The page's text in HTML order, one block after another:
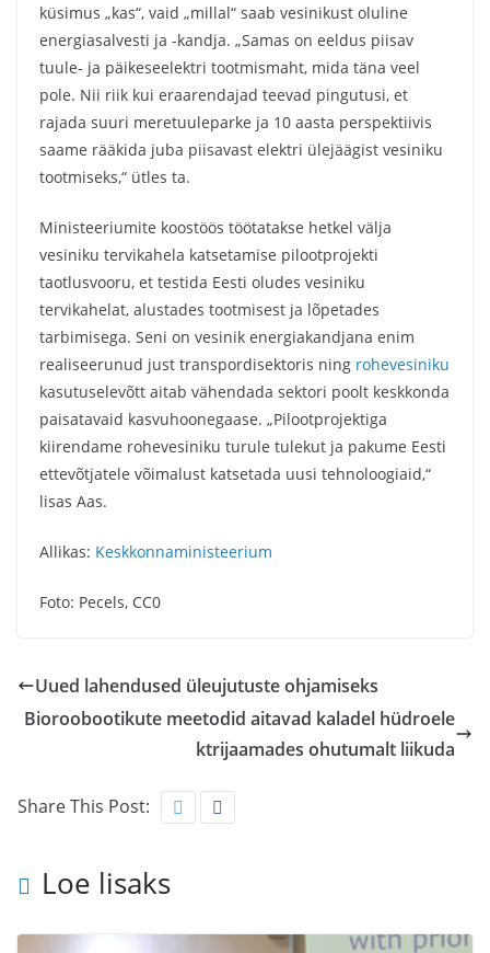
küsimus „kas“, vaid „millal“ saab vesinikust oluline
energiasalvesti ja -kandja. „Samas on eeldus piisav
tuule- ja päikeseelektri tootmismaht, mida täna veel
pole. Nii riik kui eraarendajad teevad pingutusi, et
rajada suuri meretuuleparke ja 10 aasta perspektiivis
saame rääkida juba piisavast elektri ülejäägist vesiniku
tootmiseks,“ ütles ta.
Ministeeriumite koostöös töötatakse hetkel välja
vesiniku tervikahela katsetamise pilootprojekti
taotlusvooru, et testida Eesti oludes vesiniku
tervikahelat, alustades tootmisest ja lõpetades
tarbimisega. Seni on vesinik energiakandjana enim
realiseerunud just transpordisektoris ning rohevesiniku
kasutuselevõtt aitab vähendada sektori poolt keskkonda
paisatavaid kasvuhoonegaase. „Pilootprojektiga
kiirendame rohevesiniku turule tulekut ja pakume Eesti
ettevõtjatele võimalust katsetada uusi tehnoloogiaid,“
lisas Aas.
Allikas: Keskkonnaministeerium
Foto: Pecels, CC0
Uued lahendused üleujutuste ohjamiseks
Bioroobootikute meetodid aitavad kaladel hüdroele
ktrijaamades ohutumalt liikuda
Share This Post:
Loe lisaks